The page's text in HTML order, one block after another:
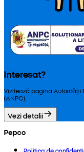
Interesat?
Vizitează pagina Autorității
(ANPC).
Vezi detalii
Pepco
Politica de